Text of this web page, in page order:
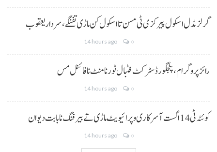
گرلز مڈل اسکول پیرکزی ٹی مسن تا اسکول کن ماڑی تفنگے، سردار یعقوب
14 hours ago 0
رائز پروگرام، پنجگور ڈسٹرکٹ فٹبال ٹورنامنٹ نا فائنل مس
14 hours ago 0
کوئٹہ ٹی 14 اگست آ سرکاری و پرائیویٹ ماڑی تے بیرفنگ نا بابت دیوان
14 hours ago 0